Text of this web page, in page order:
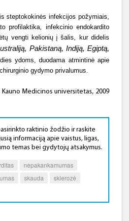
steptokokinės infekcijos požymiais,
profilaktika, infekcinio endokardito
vengti kelionių į šalis, kur didelis
Pakistaną, Indiją, Egiptą,
ydoms, duodama atmintinė apie
gydymo privalumus.
Kauno Medicinos universitetas, 2009
raktinio žodžio ir raskite
informaciją apie vaistus, ligas,
temas bei gydytojų atsakymus.
nepakankamumas
skauda
sklerozė